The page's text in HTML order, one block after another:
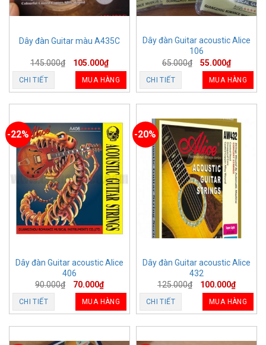
Dây đàn Guitar màu A435C
145.000₫ 105.000₫
CHI TIẾT MUA HÀNG
Dây đàn Guitar acoustic Alice
106
65.000₫ 55.000₫
CHI TIẾT MUA HÀNG
-22%
Dây đàn Guitar acoustic Alice
406
90.000₫ 70.000₫
CHI TIẾT MUA HÀNG
-20%
Dây đàn Guitar acoustic Alice
432
125.000₫ 100.000₫
CHI TIẾT MUA HÀNG